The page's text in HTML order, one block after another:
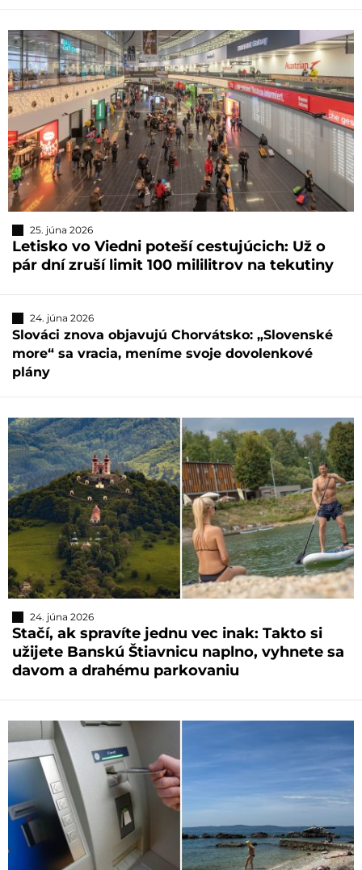
25. júna 2026
Letisko vo Viedni poteší cestujúcich: Už o
pár dní zruší limit 100 mililitrov na tekutiny
24. júna 2026
Slováci znova objavujú Chorvátsko: „Slovenské
more“ sa vracia, meníme svoje dovolenkové
plány
24. júna 2026
Stačí, ak spravíte jednu vec inak: Takto si
užijete Banskú Štiavnicu naplno, vyhnete sa
davom a drahému parkovaniu